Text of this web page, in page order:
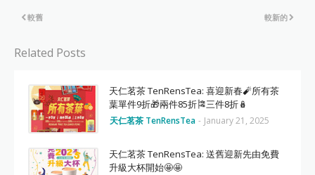
較新的
較舊
Related Posts
天仁茗茶 TenRensTea: 喜迎新春🧨所有茶
葉單件9折🎁兩件85折🎏三件8折🪆
天仁茗茶 TenRensTea - January 21, 2025
天仁茗茶 TenRensTea: 送舊迎新先由免費
升級大杯開始🤩🤩